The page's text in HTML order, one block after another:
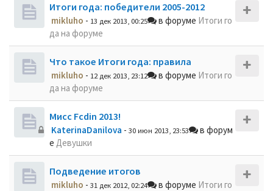
Итоги года: победители 2005-2012
mikluho - 13 дек 2013, 00:25 в форуме Итоги го
да на форуме
Что такое Итоги года: правила
mikluho - 12 дек 2013, 23:12 в форуме Итоги го
да на форуме
Мисс Fcdin 2013!
KaterinaDanilova - 30 июн 2013, 23:53
в форум
е Девушки
Подведение итогов
mikluho - 31 дек 2012, 02:24 в форуме Итоги го